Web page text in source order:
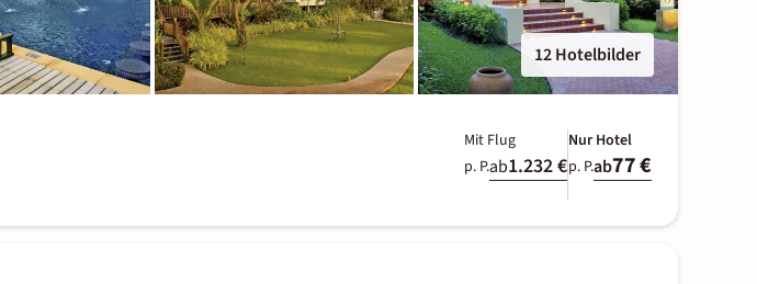
12 Hotelbilder
Mit Flug
p. P.ab1.232 €
Nur Hotel
p. P.ab77 €